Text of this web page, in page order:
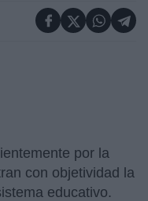
por la
con objetividad la
educativo.